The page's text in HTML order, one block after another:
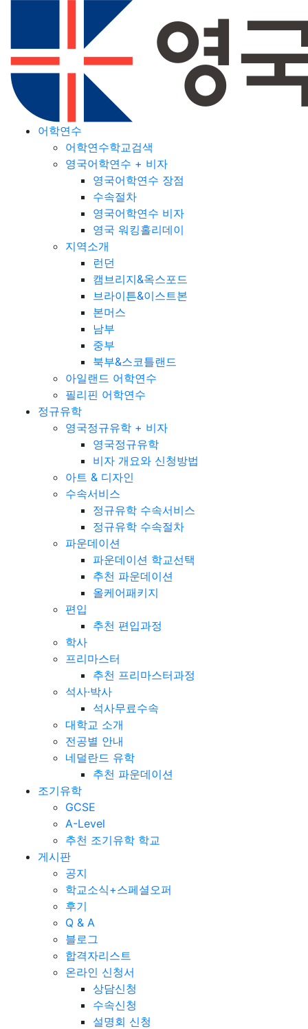
어학연수
어학연수학교검색
영국어학연수 + 비자
영국어학연수 장점
수속절차
영국어학연수 비자
영국 워킹홀리데이
지역소개
런던
캠브리지&옥스포드
브라이튼&이스트본
본머스
남부
중부
북부&스코틀랜드
아일랜드 어학연수
필리핀 어학연수
정규유학
영국정규유학 + 비자
영국정규유학
비자 개요와 신청방법
아트 & 디자인
수속서비스
정규유학 수속서비스
정규유학 수속절차
파운데이션
파운데이션 학교선택
추천 파운데이션
올케어패키지
편입
추천 편입과정
학사
프리마스터
추천 프리마스터과정
석사·박사
석사무료수속
대학교 소개
전공별 안내
네덜란드 유학
추천 파운데이션
조기유학
GCSE
A-Level
추천 조기유학 학교
게시판
공지
학교소식+스페셜오퍼
후기
Q & A
블로그
합격자리스트
온라인 신청서
상담신청
수속신청
설명회 신청